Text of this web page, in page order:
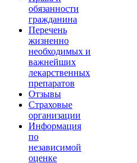
обязанности
гражданина
Перечень
жизненно
необходимых и
важнейших
лекарственных
препаратов
Отзывы
Страховые
организации
Информация
по
независимой
оценке